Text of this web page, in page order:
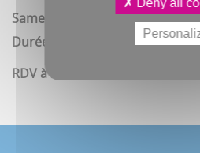
Samedi 29 aout de 15h à 16h30
Durée : 1h30
RDV à l'entrée du cimetière –